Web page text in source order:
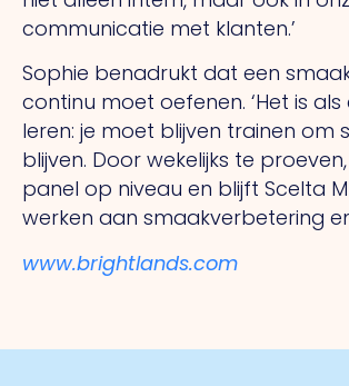
communicatie met klanten.’
Sophie benadrukt dat een
continu moet oefenen. ‘Het is
leren: je moet blijven trainen om
blijven. Door wekelijks te
panel op niveau en blijft Scelta
werken aan smaakverbetering
www.brightlands.com